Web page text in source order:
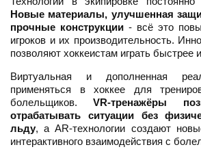
Новые материалы, улучшенная
прочные конструкции - всё это
игроков и их производительность.
позволяют хоккеистам играть быстрее
Виртуальная и дополненная
применяться в хоккее для
болельщиков.VR-тренажёры
отрабатывать ситуации без
льду, а AR-технологии создают
интерактивного взаимодействия с